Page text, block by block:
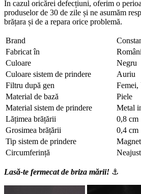
În cazul oricărei defecțiuni, oferim o
produselor de 30 de zile și ne asumăm
brățara și de a repara orice problemă.
Brand
Fabricat în
Culoare
Negru
Culoare sistem de prindere
Auriu
Filtru după gen
Femei,
Material de bază
Piele
Material sistem de prindere
Metal
Lățimea brățării
0,8 cm
Grosimea brățării
0,4 cm
Tip sistem de prindere
Magnet
Circumferință
Lasă-te fermecat de briza mării! ⚓